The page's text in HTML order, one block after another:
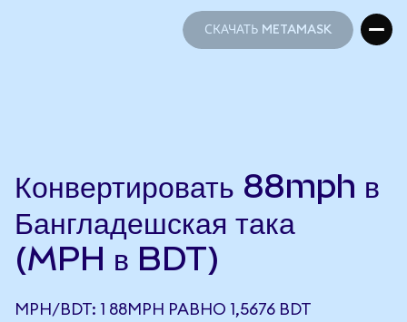
СКАЧАТЬ METAMASK
Конвертировать 88mph в
Бангладешская така
(MPH в BDT)
MPH/BDT: 1 88MPH РАВНО 1,5676 BDT